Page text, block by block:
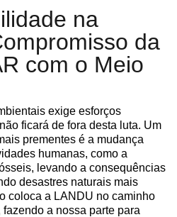
na
da
com o Meio
exige esforços
ficará de fora desta luta. Um
prementes é a mudança
humanas, como a
levando a consequências
desastres naturais mais
coloca a LANDU no caminho
a nossa parte para